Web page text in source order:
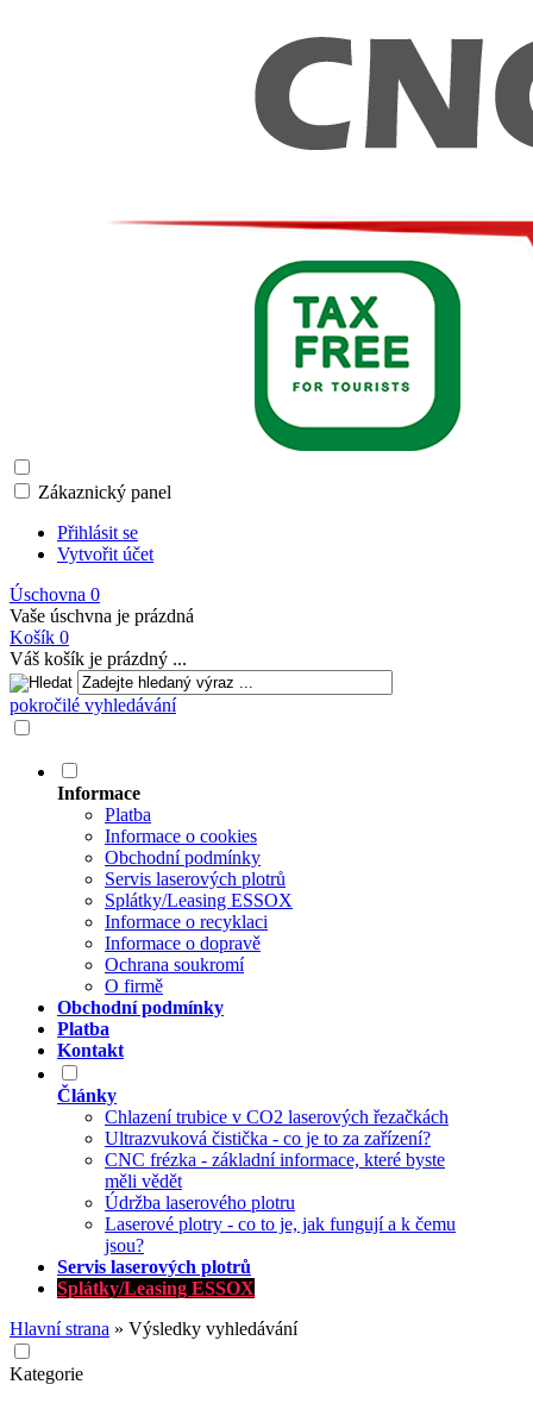
Zákaznický panel
Přihlásit se
Vytvořit účet
Úschovna 0
Vaše úschvna je prázdná
Košík 0
Váš košík je prázdný ...
pokročilé vyhledávání
Informace
Platba
Informace o cookies
Obchodní podmínky
Servis laserových plotrů
Splátky/Leasing ESSOX
Informace o recyklaci
Informace o dopravě
Ochrana soukromí
O firmě
Obchodní podmínky
Platba
Kontakt
Články
Chlazení trubice v CO2 laserových řezačkách
Ultrazvuková čistička - co je to za zařízení?
CNC frézka - základní informace, které byste
měli vědět
Údržba laserového plotru
Laserové plotry - co to je, jak fungují a k čemu
jsou?
Servis laserových plotrů
Splátky/Leasing ESSOX
Hlavní strana » Výsledky vyhledávání
Kategorie